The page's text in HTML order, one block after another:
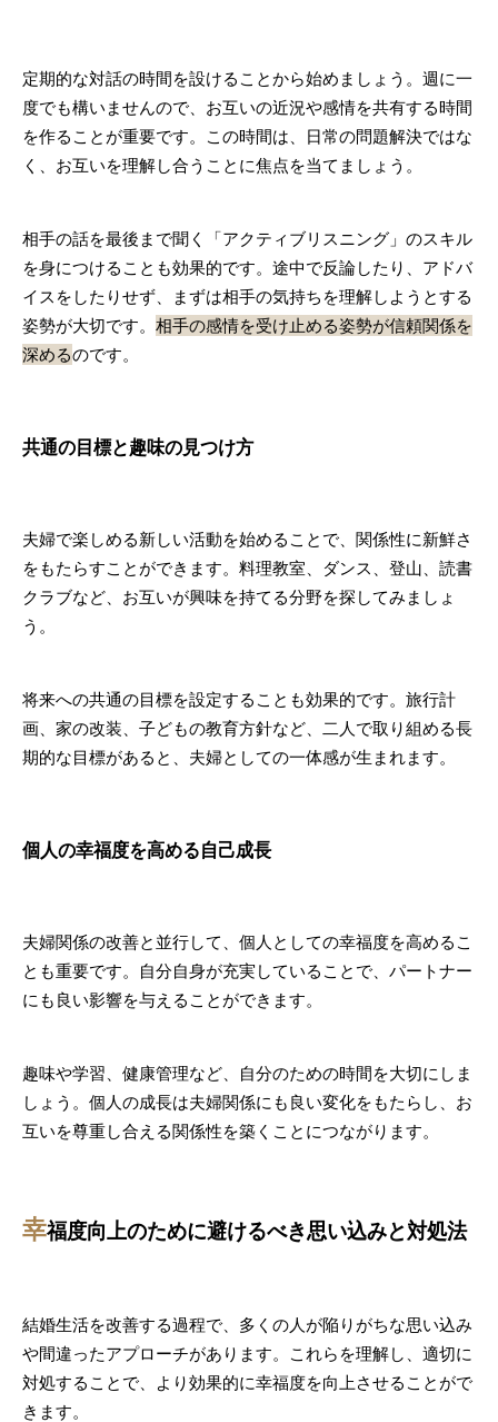
定期的な対話の時間を設けることから始めましょう。週に一
度でも構いませんので、お互いの近況や感情を共有する時間
を作ることが重要です。この時間は、日常の問題解決ではな
く、お互いを理解し合うことに焦点を当てましょう。
相手の話を最後まで聞く「アクティブリスニング」のスキル
を身につけることも効果的です。途中で反論したり、アドバ
イスをしたりせず、まずは相手の気持ちを理解しようとする
姿勢が大切です。 相手の感情を受け止める姿勢が信頼関係を
深めるのです。
共通の目標と趣味の見つけ方
夫婦で楽しめる新しい活動を始めることで、関係性に新鮮さ
をもたらすことができます。料理教室、ダンス、登山、読書
クラブなど、お互いが興味を持てる分野を探してみましょ
う。
将来への共通の目標を設定することも効果的です。旅行計
画、家の改装、子どもの教育方針など、二人で取り組める長
期的な目標があると、夫婦としての一体感が生まれます。
個人の幸福度を高める自己成長
夫婦関係の改善と並行して、個人としての幸福度を高めるこ
とも重要です。自分自身が充実していることで、パートナー
にも良い影響を与えることができます。
趣味や学習、健康管理など、自分のための時間を大切にしま
しょう。個人の成長は夫婦関係にも良い変化をもたらし、お
互いを尊重し合える関係性を築くことにつながります。
幸福度向上のために避けるべき思い込みと対処法
結婚生活を改善する過程で、多くの人が陥りがちな思い込み
や間違ったアプローチがあります。これらを理解し、適切に
対処することで、より効果的に幸福度を向上させることがで
きます。